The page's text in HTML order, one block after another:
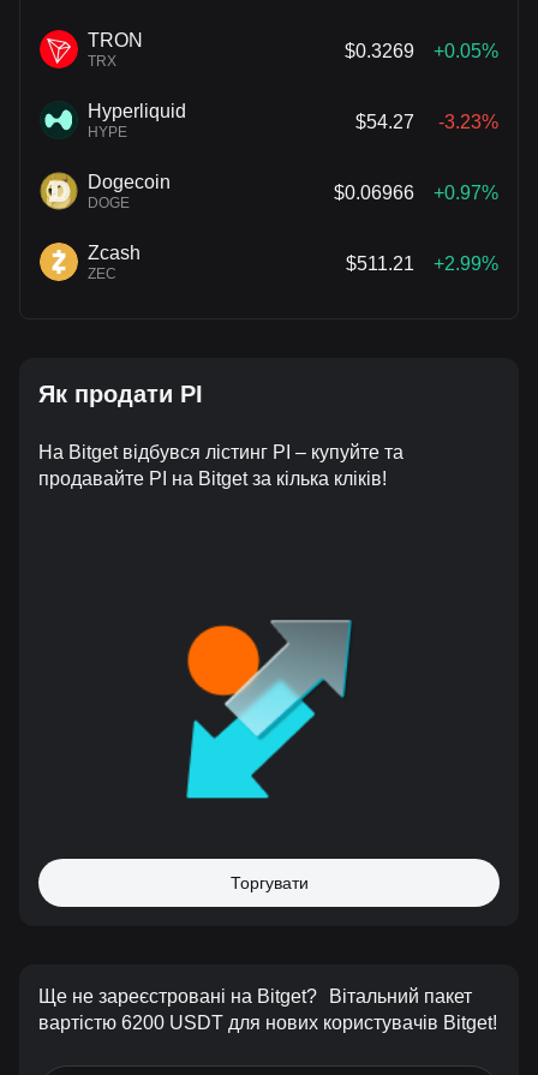
TRON
TRX
$0.3269 +0.05%
Hyperliquid
HYPE
$54.27 -3.23%
Dogecoin
DOGE
$0.06966 +0.97%
Zcash
ZEC
$511.21 +2.99%
Як продати PI
На Bitget відбувся лістинг PI – купуйте та
продавайте PI на Bitget за кілька кліків!
Торгувати
Ще не зареєстровані на Bitget?
Вітальний пакет
вартістю 6200 USDT для нових користувачів Bitget!